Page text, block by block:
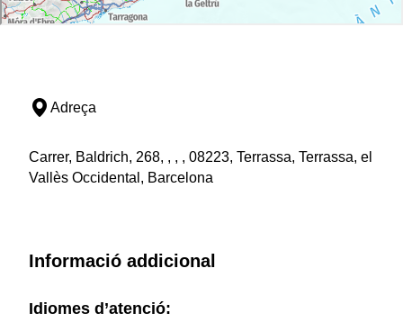
Adreça
Carrer, Baldrich, 268, , , , 08223, Terrassa, Terrassa, el
Vallès Occidental, Barcelona
Informació addicional
Idiomes d’atenció: